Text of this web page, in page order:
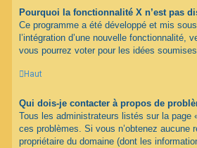
Pourquoi la fonctionnalité X n’est pas
Ce programme a été développé et mis
l’intégration d’une nouvelle fonctionnalité,
vous pourrez voter pour les idées
Haut
Qui dois-je contacter à propos de
Tous les administrateurs listés sur la page
ces problèmes. Si vous n’obtenez
propriétaire du domaine (dont les